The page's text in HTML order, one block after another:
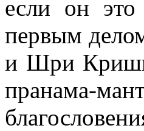
если он это
первым
и Шри
пранама-